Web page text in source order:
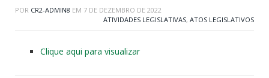
POR CR2-ADMIN8 EM 7 DE DEZEMBRO DE 2022
ATIVIDADES LEGISLATIVAS, ATOS LEGISLATIVOS
Clique aqui para visualizar